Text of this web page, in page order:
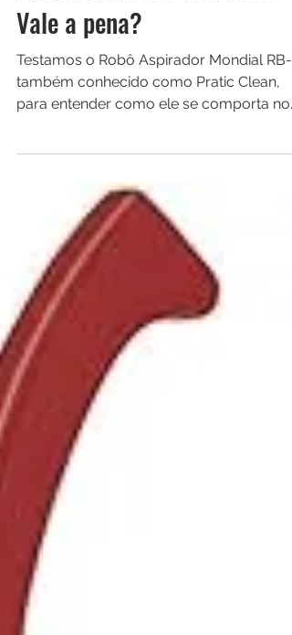
Robô Aspirador Mondial
Pratic Clean RB-11 é bom?
Vale a pena?
para entender como ele se comporta no
uso diário e se realmente vale a pena
quem busca mais praticidade na limpeza
da casa.